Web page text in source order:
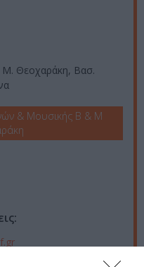
Μ. Θεοχαράκη, Βασ.
& Μουσικής Β & Μ